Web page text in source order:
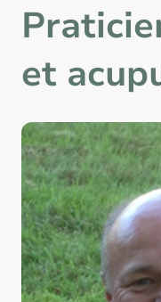
et